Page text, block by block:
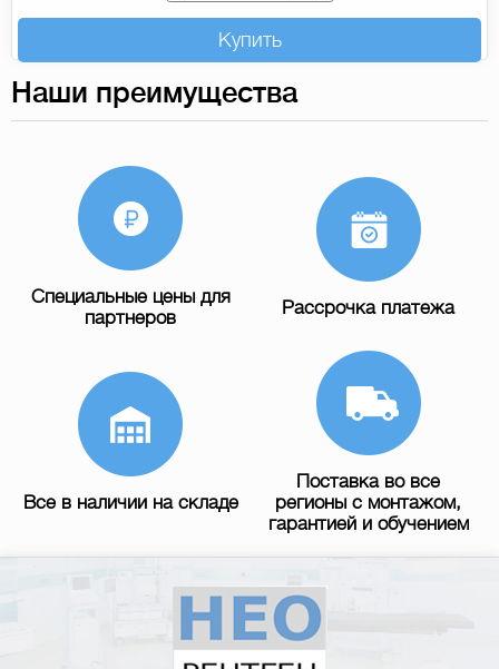
Купить
Наши преимущества
Специальные цены для
партнеров
Рассрочка платежа
Все в наличии на складе
Поставка во все
регионы с монтажом,
гарантией и обучением